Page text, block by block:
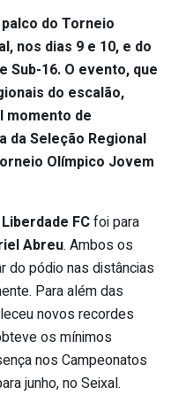
do Torneio
nos dias 9 e 10, e do
Sub-16. O evento, que
do escalão,
momento de
da Seleção Regional
Olímpico Jovem
Liberdade FCfoi para
Abreu. Ambos os
do pódio nas distâncias
Para além das
novos recordes
os mínimos
nos Campeonatos
junho, no Seixal.